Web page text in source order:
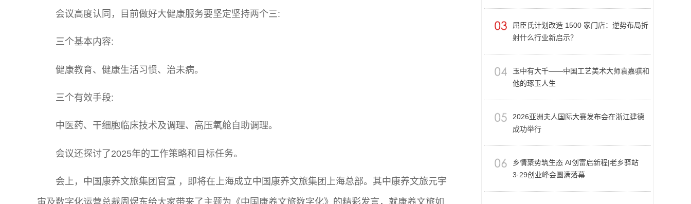
会议高度认同，目前做好大健康服务要坚定坚持两个三:
三个基本内容:
健康教育、健康生活习惯、治未病。
三个有效手段:
中医药、干细胞临床技术及调理、高压氧舱自助调理。
会议还探讨了2025年的工作策略和目标任务。
会上，中国康养文旅集团官宣 ，即将在上海成立中国康养文旅集团上海总部。其中康养文旅元宇
屈臣氏计划改造 1500 家门店：逆势布局折
射什么行业新启示？
玉中有大千——中国工艺美术大师袁嘉骐和
他的琢玉人生
​2026亚洲夫人国际大赛发布会在浙江建德
成功举行
乡情聚势筑生态 AI创富启新程|老乡驿站
3·29创业峰会圆满落幕